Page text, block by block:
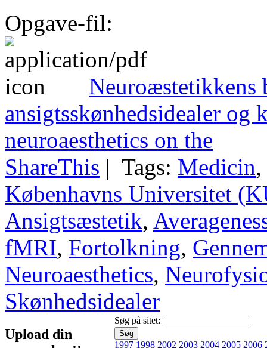
Opgave-fil:
Neuroæstetikkens
ansigtsskønhedsidealer
neuroaesthetics on the
ShareThis | Tags: Medicin,
Københavns Universitet
Ansigtsæstetik,
fMRI, Fortolkning,
Neuroaesthetics,
Skønhedsidealer
Upload din
Søg på sitet:
1997 1998 2002 2003 2004 2005 2006